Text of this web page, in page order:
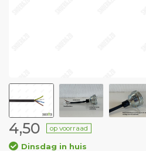
4,50 op voorraad
Dinsdag in huis